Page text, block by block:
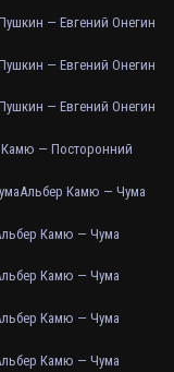
— Евгений Онегин
— Евгений Онегин
— Евгений Онегин
— Посторонний
Альбер Камю — Чума
Камю — Чума
Камю — Чума
Камю — Чума
Камю — Чума